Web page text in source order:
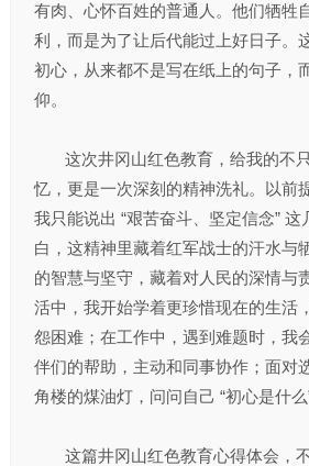
有肉、心怀百姓的普通人。他们牺牲
利，而是为了让后代能过上好日子。
初心，从来都不是写在纸上的句子，
仰。
这次井冈山红色教育，给我的不
忆，更是一次深刻的精神洗礼。以前
我只能说出 “艰苦奋斗、坚定信念” 这
白，这精神里藏着红军战士的汗水与
的智慧与坚守，藏着对人民的深情与
活中，我开始学着更珍惜现在的生活
怨困难；在工作中，遇到难题时，我
伴们的帮助，主动和同事协作；面对
角楼的煤油灯，问问自己 “初心是什么”
这篇井冈山红色教育心得体会，